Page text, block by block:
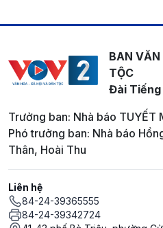
BAN VĂN
TỘC
Đài Tiếng
Trưởng ban: Nhà báo TUYẾT
Phó trưởng ban: Nhà báo
Thân, Hoài Thu
Liên hệ
84-24-39365555
84-24-39342724